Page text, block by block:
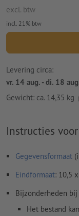
excl. btw
incl. 21% btw
Levering circa:
vr. 14 aug. - di. 18
Gewicht: ca. 14,35 kg
Instructies
Gegevensformaat
Eindformaat: 10,5
Bijzonderheden
Het bestand